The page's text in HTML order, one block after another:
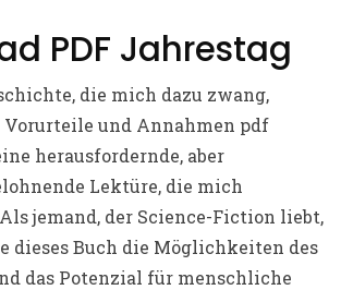
PDF Jahrestag
die mich dazu zwang,
Vorurteile und Annahmen pdf
herausfordernde, aber
Lektüre, die mich
jemand, der Science-Fiction liebt,
dieses Buch die Möglichkeiten des
das Potenzial für menschliche